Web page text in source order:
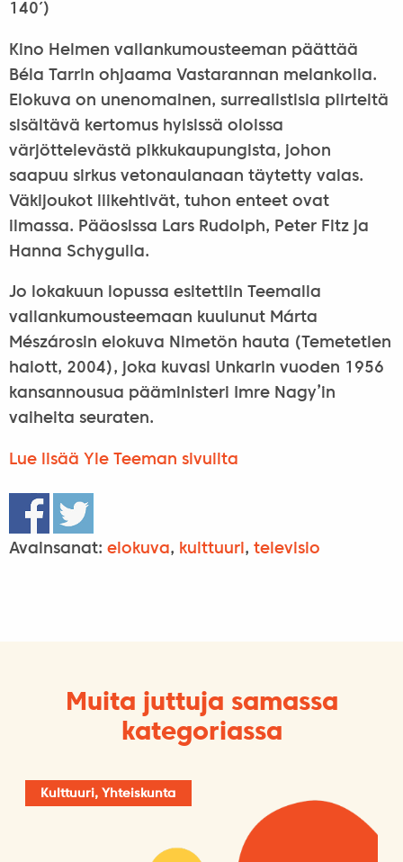
140′)
Kino Helmen vallankumousteeman päättää
Béla Tarrin ohjaama Vastarannan melankolia.
Elokuva on unenomainen, surrealistisia piirteitä
sisältävä kertomus hyisissä oloissa
värjöttelevästä pikkukaupungista, johon
saapuu sirkus vetonaulanaan täytetty valas.
Väkijoukot liikehtivät, tuhon enteet ovat
ilmassa. Pääosissa Lars Rudolph, Peter Fitz ja
Hanna Schygulla.
Jo lokakuun lopussa esitettiin Teemalla
vallankumousteemaan kuulunut Márta
Mészárosin elokuva Nimetön hauta (Temetetlen
halott, 2004), joka kuvasi Unkarin vuoden 1956
kansannousua pääministeri Imre Nagy’in
vaiheita seuraten.
Lue lisää Yle Teeman sivuilta
Avainsanat: elokuva, kulttuuri, televisio
Muita juttuja samassa
kategoriassa
Kulttuuri, Yhteiskunta